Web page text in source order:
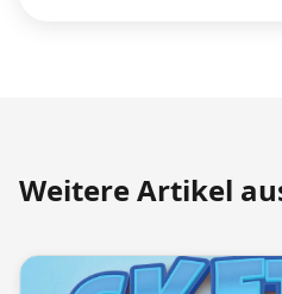
Weitere Artikel